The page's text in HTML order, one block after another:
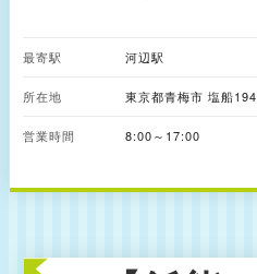
最寄駅 河辺駅
所在地 東京都青梅市 塩船194
営業時間 8:00～17:00